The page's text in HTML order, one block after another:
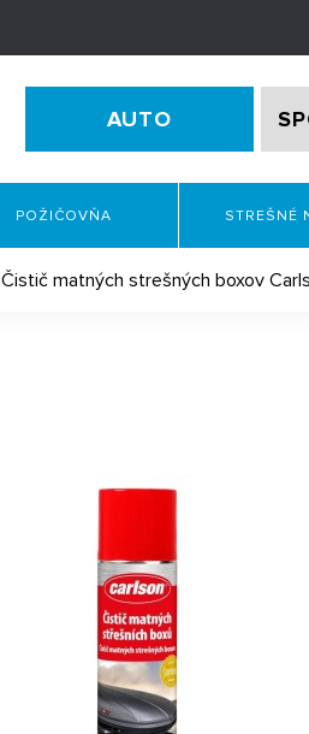
AUTO
POŽIČOVŇA STREŠNÉ
Čistič matných strešných boxov